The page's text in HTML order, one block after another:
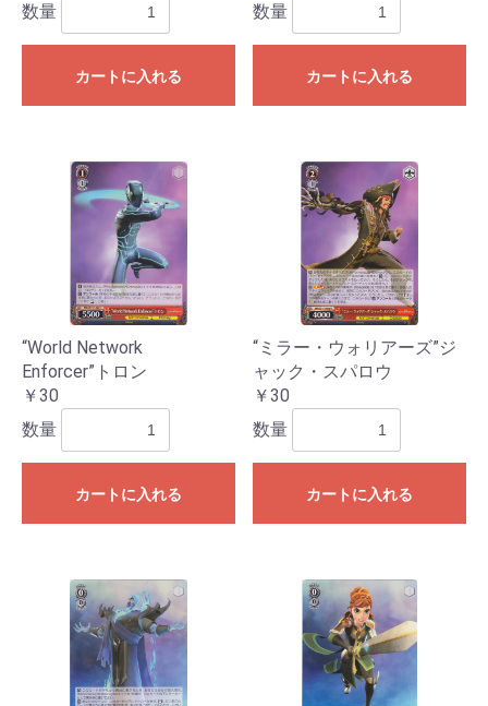
数量
カートに入れる
数量
カートに入れる
“World Network
Enforcer”トロン
￥30
数量
カートに入れる
“ミラー・ウォリアーズ”ジ
ャック・スパロウ
￥30
数量
カートに入れる